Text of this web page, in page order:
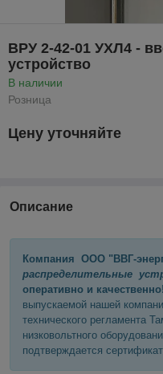
ВРУ 2-42-01 УХЛ4 -
устройство
В наличии
Розница
Цену уточняйте
Описание
Компания ООО "ВВГ-
распределительные
оперативно и качественно!
выпускаемой нашей
технического регламента
низковольтного
подтверждается